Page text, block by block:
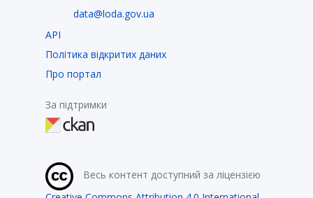
data@loda.gov.ua
API
Політика відкритих даних
Про портал
За підтримки
Весь контент доступний за ліцензією